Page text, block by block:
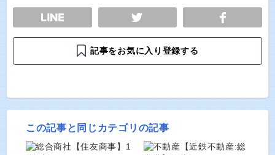
TWEET
記事をお気に入り登録する
この記事と同じカテゴリの記事